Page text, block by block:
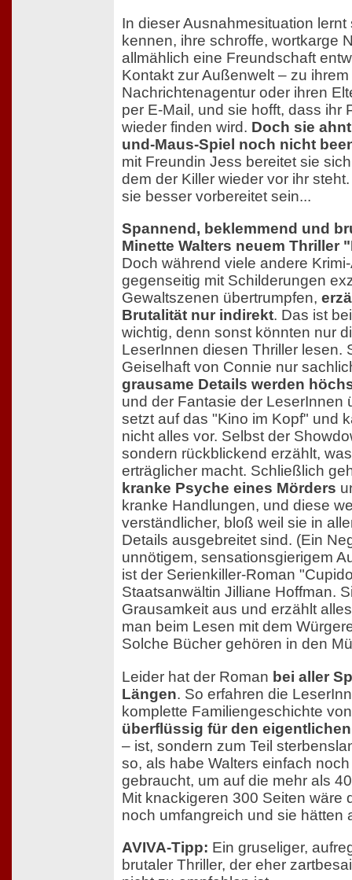
In dieser Ausnahmesituation
kennen, ihre schroffe, wortkarge
allmählich eine Freundschaft
Kontakt zur Außenwelt – zu
Nachrichtenagentur oder ihren
per E-Mail, und sie hofft, dass ihr
wieder finden wird. Doch sie
und-Maus-Spiel noch nicht
mit Freundin Jess bereitet sie
dem der Killer wieder vor ihr
sie besser vorbereitet sein...
Spannend, beklemmend und
Minette Walters neuem Thriller
Doch während viele andere
gegenseitig mit Schilderungen
Gewaltszenen übertrumpfen,
Brutalität nur indirekt. Das ist
wichtig, denn sonst könnten nur
LeserInnen diesen Thriller lesen.
Geiselhaft von Connie nur
grausame Details werden
und der Fantasie der LeserInnen
setzt auf das "Kino im Kopf" und
nicht alles vor. Selbst der
sondern rückblickend erzählt,
erträglicher macht. Schließlich
kranke Psyche eines Mörders
kranke Handlungen, und diese
verständlicher, bloß weil sie in
Details ausgebreitet sind. (Ein
unnötigem, sensationsgierigem
ist der Serienkiller-Roman
Staatsanwältin Jilliane Hoffman.
Grausamkeit aus und erzählt
man beim Lesen mit dem
Solche Bücher gehören in den
Leider hat der Roman bei aller
Längen. So erfahren die
komplette Familiengeschichte
überflüssig für den
– ist, sondern zum Teil
so, als habe Walters einfach
gebraucht, um auf die mehr als
Mit knackigeren 300 Seiten wäre
noch umfangreich und sie hätten
AVIVA-Tipp: Ein gruseliger,
brutaler Thriller, der eher